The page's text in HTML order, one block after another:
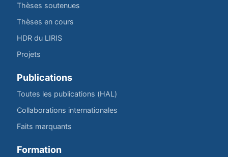
Thèses soutenues
Thèses en cours
HDR du LIRIS
Projets
Publications
Toutes les publications (HAL)
Collaborations internationales
Faits marquants
Formation